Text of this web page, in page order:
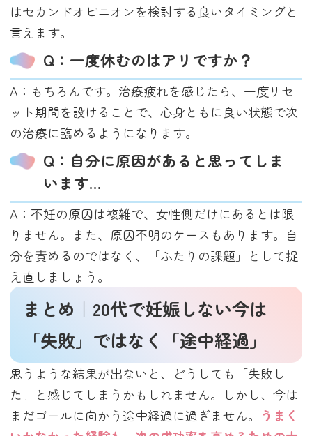
はセカンドオピニオンを検討する良いタイミングと
言えます。
Q：一度休むのはアリですか？
A：もちろんです。治療疲れを感じたら、一度リセ
ット期間を設けることで、心身ともに良い状態で次
の治療に臨めるようになります。
Q：自分に原因があると思ってしま
います…
A：不妊の原因は複雑で、女性側だけにあるとは限
りません。また、原因不明のケースもあります。自
分を責めるのではなく、「ふたりの課題」として捉
え直しましょう。
まとめ｜20代で妊娠しない今は
「失敗」ではなく「途中経過」
思うような結果が出ないと、どうしても「失敗し
た」と感じてしまうかもしれません。しかし、今は
まだゴールに向かう途中経過に過ぎません。
うまく